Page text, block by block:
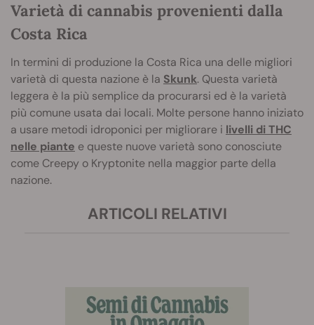
Varietà di cannabis provenienti dalla
Costa Rica
In termini di produzione la Costa Rica una delle migliori
varietà di questa nazione è la Skunk. Questa varietà
leggera è la più semplice da procurarsi ed è la varietà
più comune usata dai locali. Molte persone hanno iniziato
a usare metodi idroponici per migliorare i livelli di THC
nelle piante e queste nuove varietà sono conosciute
come Creepy o Kryptonite nella maggior parte della
nazione.
ARTICOLI RELATIVI